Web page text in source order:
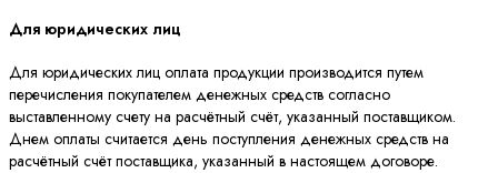
Для юридических лиц
Для юридических лиц оплата продукции производится путем
перечисления покупателем денежных средств согласно
выставленному счету на расчётный счёт, указанный поставщиком.
Днем оплаты считается день поступления денежных средств на
расчётный счёт поставщика, указанный в настоящем договоре.